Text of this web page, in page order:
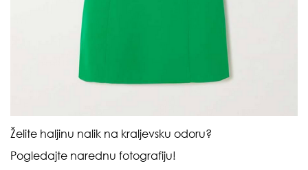
Želite haljinu nalik na kraljevsku odoru?
Pogledajte narednu fotografiju!